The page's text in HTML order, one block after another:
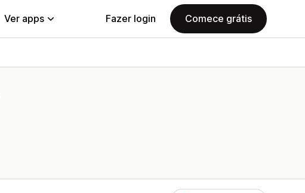
Ver apps Fazer login Comece grátis